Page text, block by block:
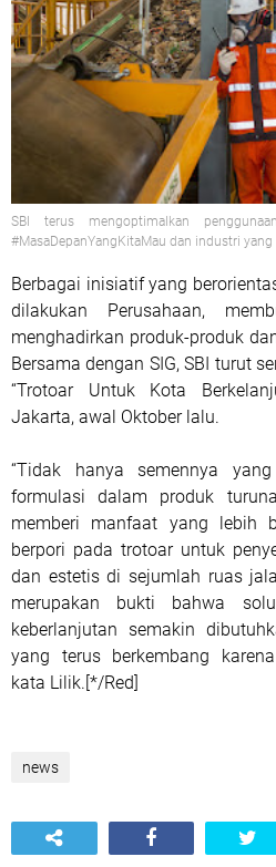
SBI terus mengoptimalkan
#MasaDepanYangKitaMau dan industri
Berbagai inisiatif yang
dilakukan Perusahaan,
menghadirkan produk-produk
Bersama dengan SIG, SBI turut
“Trotoar Untuk Kota
Jakarta, awal Oktober lalu.
“Tidak hanya semennya
formulasi dalam produk
memberi manfaat yang lebih
berpori pada trotoar untuk
dan estetis di sejumlah ruas
merupakan bukti bahwa
keberlanjutan semakin
yang terus berkembang
kata Lilik.[*/Red]
news